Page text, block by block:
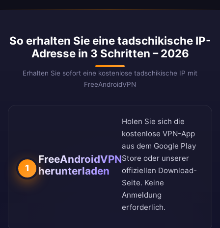
So erhalten Sie eine tadschikische IP-
Adresse in 3 Schritten – 2026
Erhalten Sie sofort eine kostenlose tadschikische IP mit
FreeAndroidVPN
1
FreeAndroidVPN
herunterladen
Holen Sie sich die
kostenlose VPN-App
aus dem Google Play
Store oder unserer
offiziellen Download-
Seite. Keine
Anmeldung
erforderlich.